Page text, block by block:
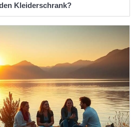
Kleiderschrank?